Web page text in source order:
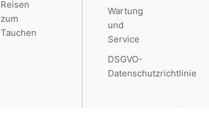
Reisen
zum
Tauchen
Wartung
und
Service
DSGVO-
Datenschutzrichtlinie